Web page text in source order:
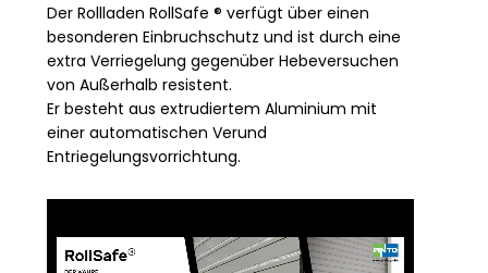
Der Rollladen RollSafe ® verfügt über einen
besonderen Einbruchschutz und ist durch eine
extra Verriegelung gegenüber Hebeversuchen
von Außerhalb resistent.
Er besteht aus extrudiertem Aluminium mit
einer automatischen Verund
Entriegelungsvorrichtung.